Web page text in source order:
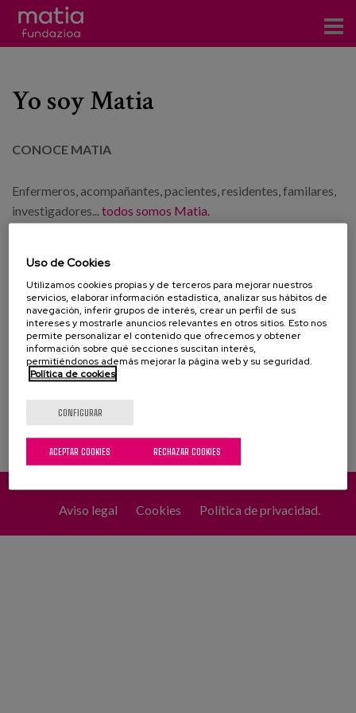
eu
en
Yo soy Matia
CONOCE MATIA
Enfermeros, acompañantes, pacientes, residentes, familares,
investigadores...todos somos Matia.
y diferenteque pone a la persona en el centro, respetando su
identidad, singularidad, autonomía y espacio.
Porque todos los que formamos parte de esta gran familia
nos sentimos orgullosos de serlo. Y por eso afirmamos con
satisfacción:Yo soy Matia.
Conoce a las personas que forman Matia
Aviso legal Cookies Política de privacidad.
Uso de Cookies
Utilizamos cookies propias y de terceros para mejorar nuestros
servicios, elaborar información estadística, analizar sus hábitos de
navegación, inferir grupos de interés, crear un perfil de sus
intereses y mostrarle anuncios relevantes en otros sitios. Esto nos
permite personalizar el contenido que ofrecemos y obtener
información sobre qué secciones suscitan interés,
permitiéndonos además mejorar la página web y su seguridad.
Política de cookies
CONFIGURAR
RECHAZAR COOKIES
ACEPTAR COOKIES